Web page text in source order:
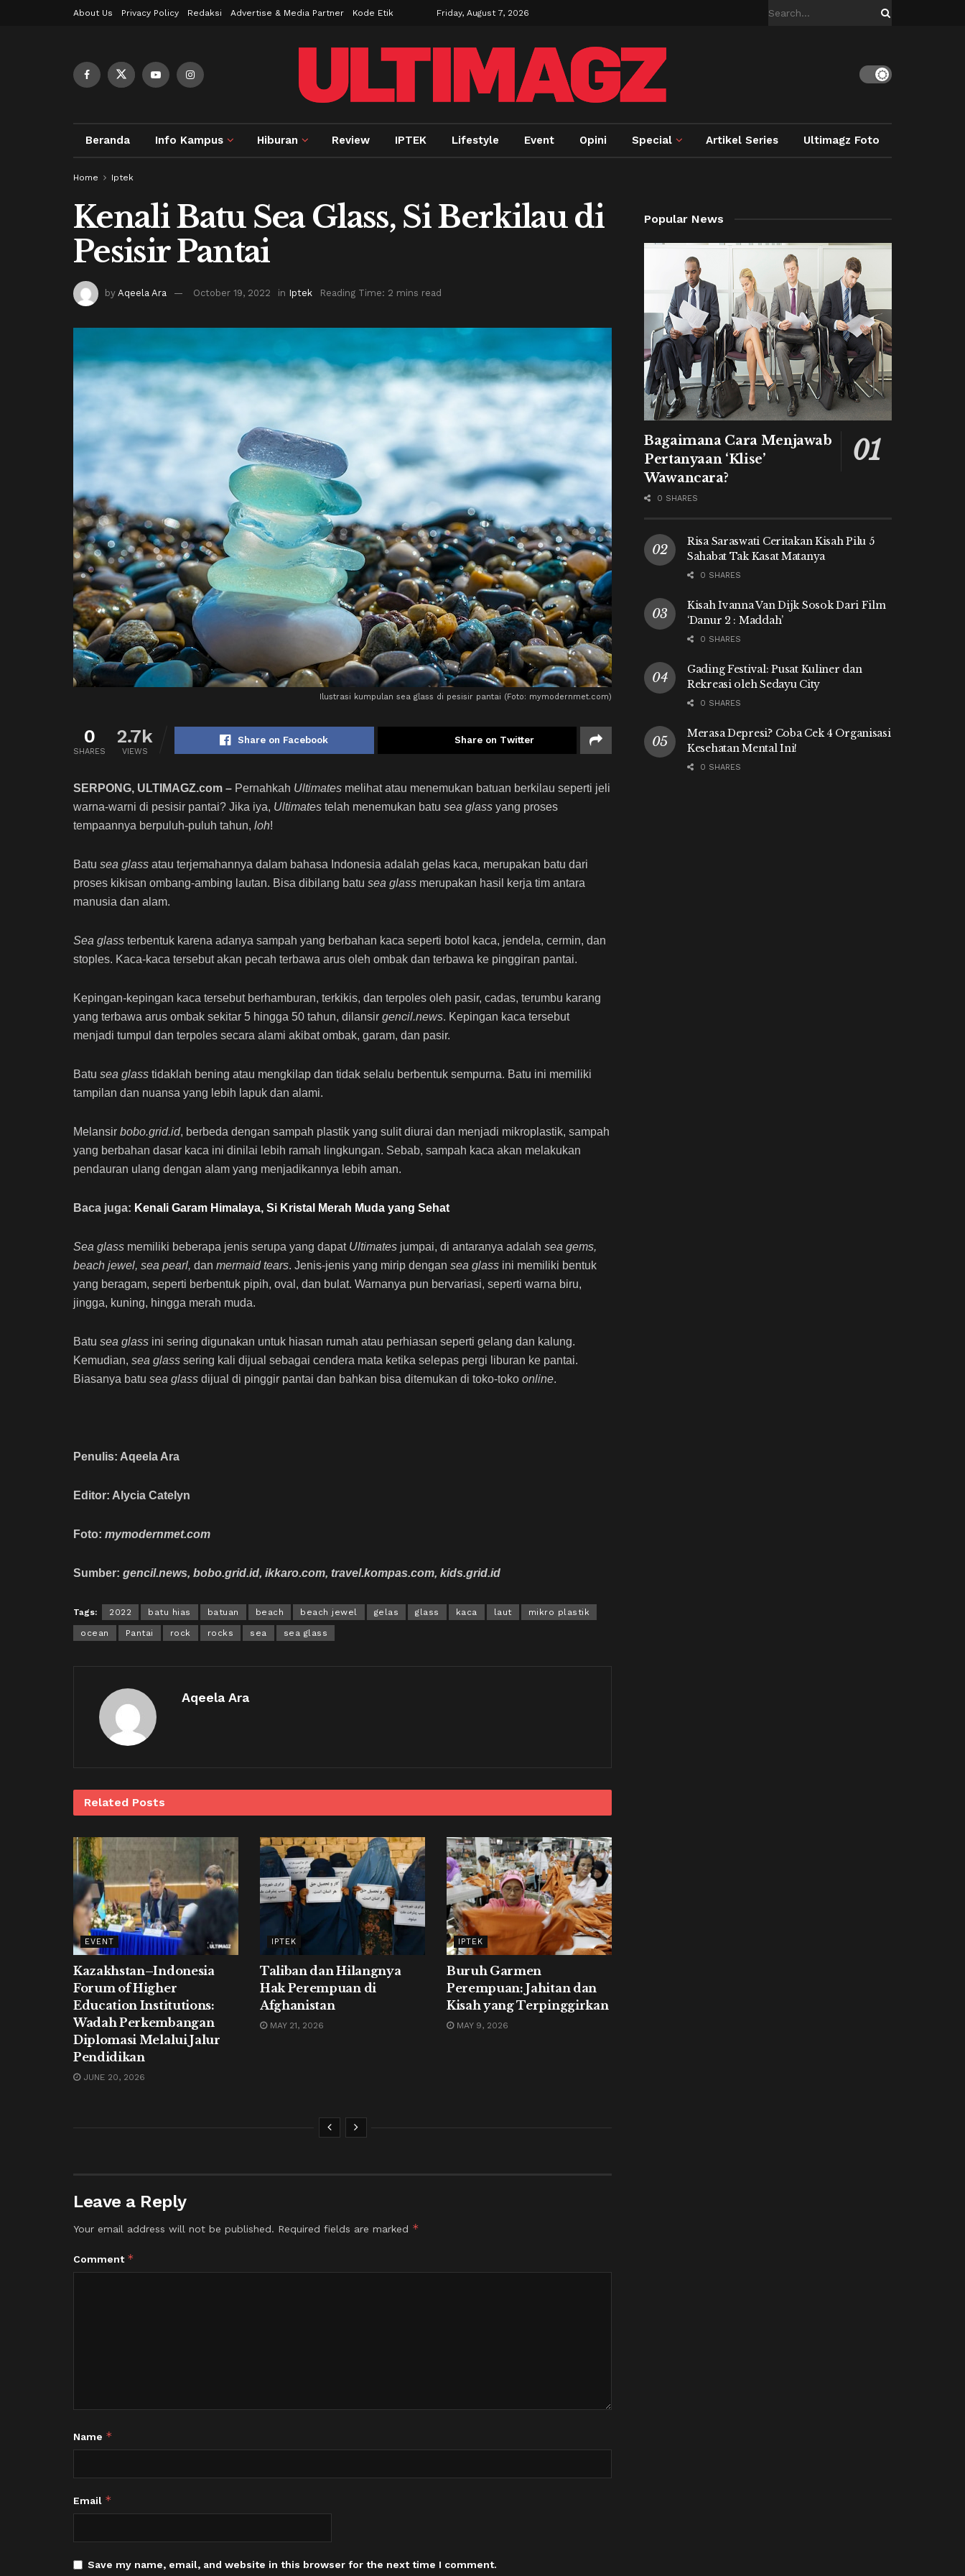
About Us Privacy Policy Redaksi Advertise & Media Partner Kode Etik Friday, August 7, 2026
Beranda Info Kampus Hiburan Review IPTEK Lifestyle Event Opini Special Artikel Series Ultimagz Foto
Home Iptek
Kenali Batu Sea Glass, Si Berkilau di
Pesisir Pantai
by Aqeela Ara October 19, 2022 in Iptek Reading Time: 2 mins read
Ilustrasi kumpulan sea glass di pesisir pantai (Foto: mymodernmet.com)
0
SHARES
2.7k
VIEWS
Share on Facebook Share on Twitter
SERPONG, ULTIMAGZ.com – Pernahkah Ultimates melihat atau menemukan batuan berkilau seperti jeli
warna-warni di pesisir pantai? Jika iya, Ultimates telah menemukan batu sea glass yang proses
tempaannya berpuluh-puluh tahun, loh!
Batu sea glass atau terjemahannya dalam bahasa Indonesia adalah gelas kaca, merupakan batu dari
proses kikisan ombang-ambing lautan. Bisa dibilang batu sea glass merupakan hasil kerja tim antara
manusia dan alam.
Sea glass terbentuk karena adanya sampah yang berbahan kaca seperti botol kaca, jendela, cermin, dan
stoples. Kaca-kaca tersebut akan pecah terbawa arus oleh ombak dan terbawa ke pinggiran pantai.
Kepingan-kepingan kaca tersebut berhamburan, terkikis, dan terpoles oleh pasir, cadas, terumbu karang
yang terbawa arus ombak sekitar 5 hingga 50 tahun, dilansir gencil.news. Kepingan kaca tersebut
menjadi tumpul dan terpoles secara alami akibat ombak, garam, dan pasir.
Batu sea glass tidaklah bening atau mengkilap dan tidak selalu berbentuk sempurna. Batu ini memiliki
tampilan dan nuansa yang lebih lapuk dan alami.
Melansir bobo.grid.id, berbeda dengan sampah plastik yang sulit diurai dan menjadi mikroplastik, sampah
yang berbahan dasar kaca ini dinilai lebih ramah lingkungan. Sebab, sampah kaca akan melakukan
pendauran ulang dengan alam yang menjadikannya lebih aman.
Baca juga: Kenali Garam Himalaya, Si Kristal Merah Muda yang Sehat
Sea glass memiliki beberapa jenis serupa yang dapat Ultimates jumpai, di antaranya adalah sea gems,
beach jewel, sea pearl, dan mermaid tears. Jenis-jenis yang mirip dengan sea glass ini memiliki bentuk
yang beragam, seperti berbentuk pipih, oval, dan bulat. Warnanya pun bervariasi, seperti warna biru,
jingga, kuning, hingga merah muda.
Batu sea glass ini sering digunakan untuk hiasan rumah atau perhiasan seperti gelang dan kalung.
Kemudian, sea glass sering kali dijual sebagai cendera mata ketika selepas pergi liburan ke pantai.
Biasanya batu sea glass dijual di pinggir pantai dan bahkan bisa ditemukan di toko-toko online.
Penulis: Aqeela Ara
Editor: Alycia Catelyn
Foto: mymodernmet.com
Sumber: gencil.news, bobo.grid.id, ikkaro.com, travel.kompas.com, kids.grid.id
Tags: 2022 batu hias batuan beach beach jewel gelas glass kaca laut mikro plastik
ocean Pantai rock rocks sea sea glass
Aqeela Ara
Related Posts
EVENT
Kazakhstan–Indonesia
Forum of Higher
Education Institutions:
Wadah Perkembangan
Diplomasi Melalui Jalur
Pendidikan
JUNE 20, 2026
IPTEK
Taliban dan Hilangnya
Hak Perempuan di
Afghanistan
MAY 21, 2026
IPTEK
Buruh Garmen
Perempuan: Jahitan dan
Kisah yang Terpinggirkan
MAY 9, 2026
Leave a Reply
Your email address will not be published. Required fields are marked *
Comment *
Name *
Email *
Save my name, email, and website in this browser for the next time I comment.
Popular News
Bagaimana Cara Menjawab
Pertanyaan ‘Klise’
Wawancara?
0 SHARES
Risa Saraswati Ceritakan Kisah Pilu 5
Sahabat Tak Kasat Matanya
0 SHARES
Kisah Ivanna Van Dijk Sosok Dari Film
‘Danur 2 : Maddah’
0 SHARES
Gading Festival: Pusat Kuliner dan
Rekreasi oleh Sedayu City
0 SHARES
Merasa Depresi? Coba Cek 4 Organisasi
Kesehatan Mental Ini!
0 SHARES